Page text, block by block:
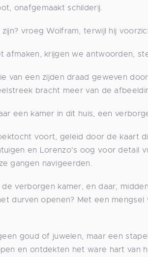
onafgemaakt schilderij.
vroeg Wolfram, terwijl hij
afmaken, krijgen we antwoorden,
van een zijden draad geweven
bracht meer van de
een kamer in dit huis, een
voort, geleid door de kaart
en Lorenzo's oog voor detail
gangen navigeerden.
verborgen kamer, en daar,
durven openen? Met een
goud of juwelen, maar een
en ontdekten het ware hart van